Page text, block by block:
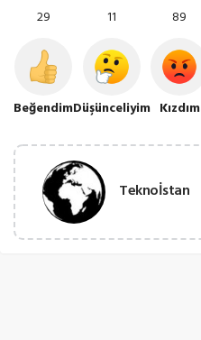
29
Beğendim
11
Düşünceliyim
89
Kızdım
Teknoİstan